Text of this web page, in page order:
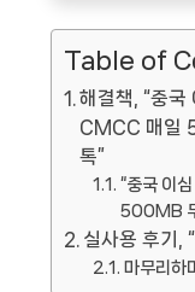
Table of
해결책, “중국
CMCC 매일
톡”
“중국 이
500MB
실사용 후기,
마무리하